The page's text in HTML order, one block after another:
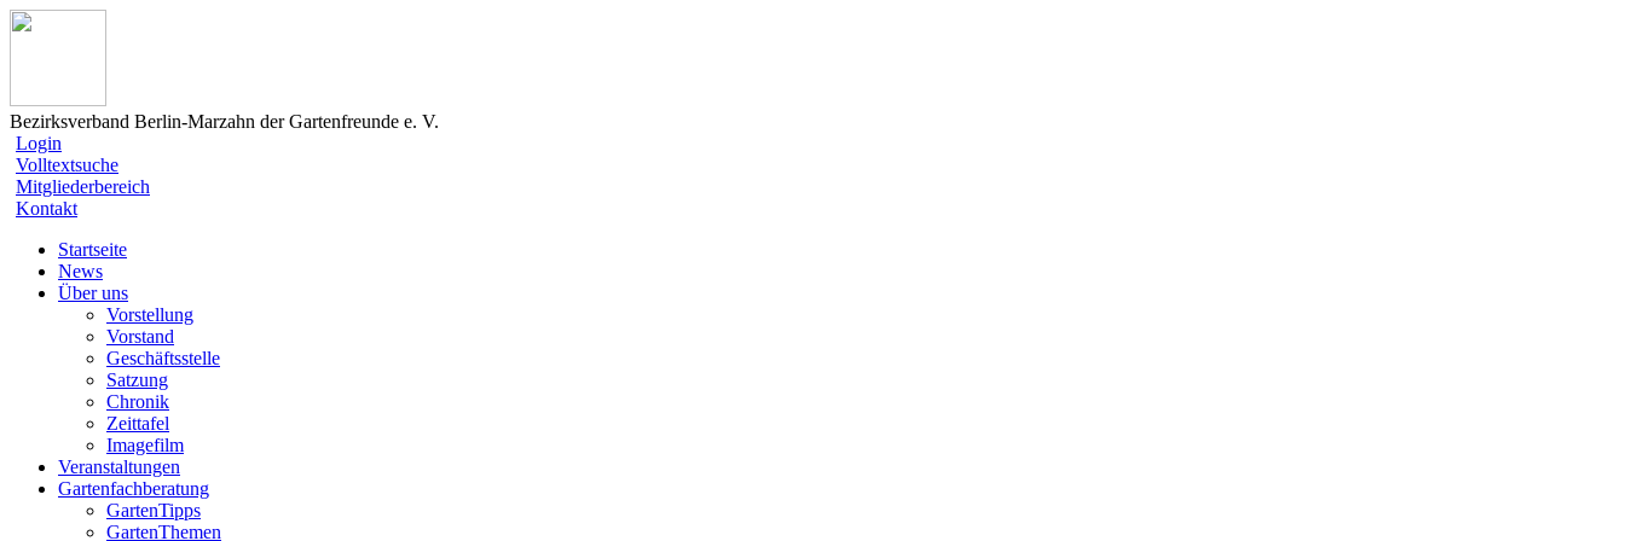
Bezirksverband Berlin-Marzahn der Gartenfreunde e. V.
Login
Volltextsuche
Mitgliederbereich
Kontakt
Startseite
News
Über uns
Vorstellung
Vorstand
Geschäftsstelle
Satzung
Chronik
Zeittafel
Imagefilm
Veranstaltungen
Gartenfachberatung
GartenTipps
GartenThemen